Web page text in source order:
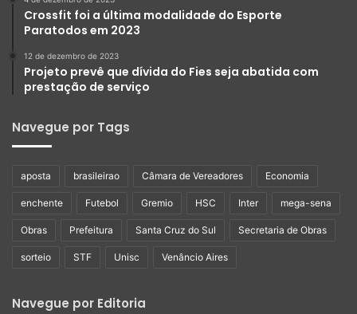
Crossfit foi a última modalidade do Esporte
Paratodos em 2023
12 de dezembro de 2023
Projeto prevê que dívida do Fies seja abatida com
prestação de serviço
Navegue por Tags
aposta brasileirao Câmara de Vereadores Economia
enchente Futebol Gremio HSC Inter mega-sena
Obras Prefeitura Santa Cruz do Sul Secretaria de Obras
sorteio STF Unisc Venâncio Aires
Navegue por Editoria